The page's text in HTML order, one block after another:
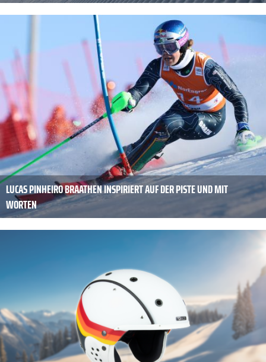
LUCAS PINHEIRO BRAATHEN INSPIRIERT AUF DER PISTE UND MIT
WORTEN